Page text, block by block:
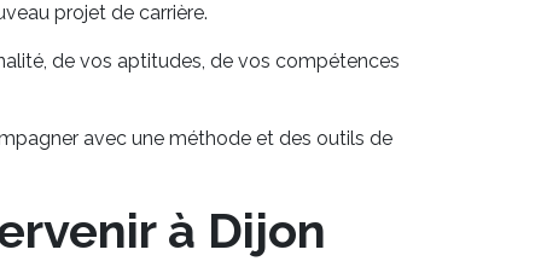
projet de carrière.
de vos aptitudes, de vos compétences
avec une méthode et des outils de
à Dijon